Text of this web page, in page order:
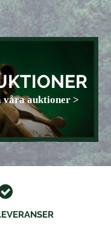
våra auktioner >